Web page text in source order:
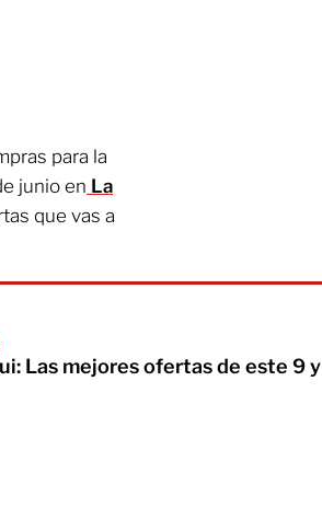
para la
junio en La
que vas a
Las mejores ofertas de este 9 y